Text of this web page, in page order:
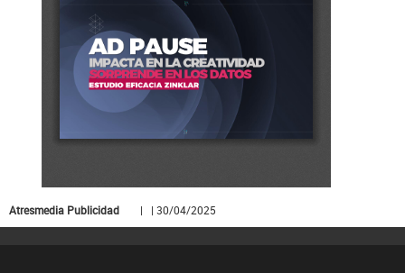
Atresmedia Publicidad | | 30/04/2025